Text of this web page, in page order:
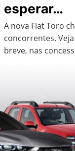
esperar…
A nova Fiat Toro
concorrentes.
breve, nas